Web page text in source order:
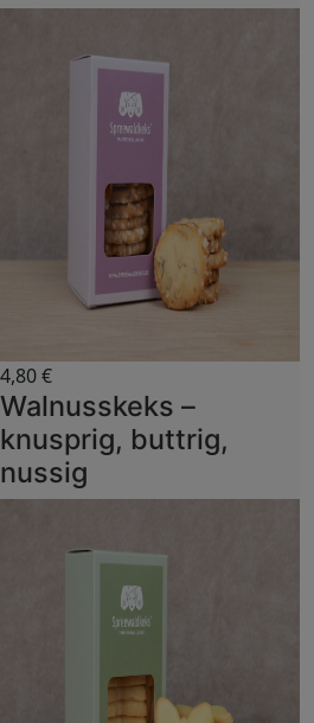
4,80€
Walnusskeks –
knusprig, buttrig,
nussig